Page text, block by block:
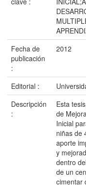
Fecha de
publicación
:
2012
Editorial :
Descripción
:
Esta
de
Inicial
niñas de
aporte
y
dentro
de un
cimentar